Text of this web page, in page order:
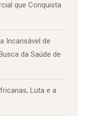
que Conquista
Incansável de
da Saúde de
Luta e a